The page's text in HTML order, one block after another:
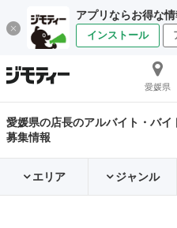
アプリならお得な
インストール
愛媛県
愛媛県の店長のアルバイト・バイ
募集情報
エリア ジャンル